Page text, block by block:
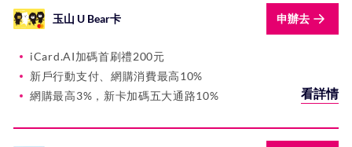
玉山 U Bear卡 申辦去
iCard.AI加碼首刷禮200元
新戶行動支付、網購消費最高10%
網購最高3%，新卡加碼五大通路10%
看詳情